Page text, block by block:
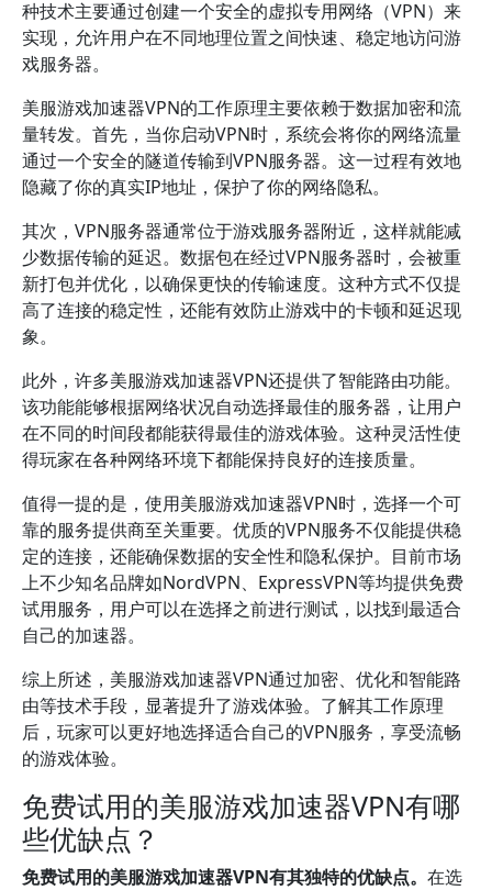
种技术主要通过创建一个安全的虚拟专用网络（VPN）来
实现，允许用户在不同地理位置之间快速、稳定地访问游
戏服务器。
美服游戏加速器VPN的工作原理主要依赖于数据加密和流
量转发。首先，当你启动VPN时，系统会将你的网络流量
通过一个安全的隧道传输到VPN服务器。这一过程有效地
隐藏了你的真实IP地址，保护了你的网络隐私。
其次，VPN服务器通常位于游戏服务器附近，这样就能减
少数据传输的延迟。数据包在经过VPN服务器时，会被重
新打包并优化，以确保更快的传输速度。这种方式不仅提
高了连接的稳定性，还能有效防止游戏中的卡顿和延迟现
象。
此外，许多美服游戏加速器VPN还提供了智能路由功能。
该功能能够根据网络状况自动选择最佳的服务器，让用户
在不同的时间段都能获得最佳的游戏体验。这种灵活性使
得玩家在各种网络环境下都能保持良好的连接质量。
值得一提的是，使用美服游戏加速器VPN时，选择一个可
靠的服务提供商至关重要。优质的VPN服务不仅能提供稳
定的连接，还能确保数据的安全性和隐私保护。目前市场
上不少知名品牌如NordVPN、ExpressVPN等均提供免费
试用服务，用户可以在选择之前进行测试，以找到最适合
自己的加速器。
综上所述，美服游戏加速器VPN通过加密、优化和智能路
由等技术手段，显著提升了游戏体验。了解其工作原理
后，玩家可以更好地选择适合自己的VPN服务，享受流畅
的游戏体验。
免费试用的美服游戏加速器VPN有哪
些优缺点？
免费试用的美服游戏加速器VPN有其独特的优缺点。 在选